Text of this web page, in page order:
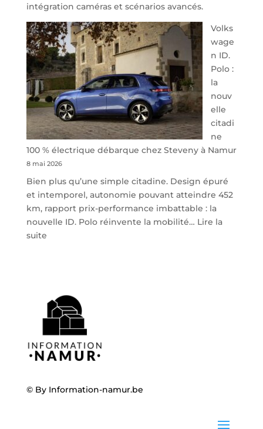
l’aéroport
de
Charleroi
intégration caméras et scénarios avancés.
Volks
wage
n ID.
Polo :
la
nouv
elle
citadi
ne
100 % électrique débarque chez Steveny à Namur
8 mai 2026
Bien plus qu’une simple citadine. Design épuré
et intemporel, autonomie pouvant atteindre 452
km, rapport prix-performance imbattable : la
nouvelle ID. Polo réinvente la mobilité… Lire la
suite:
la
nouvelle
citadine
100
%
débarque
© By Information-namur.be